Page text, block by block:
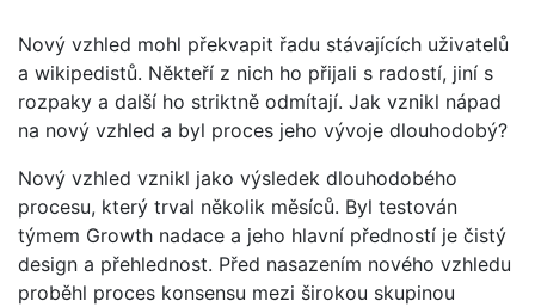
Nový vzhled mohl překvapit řadu stávajících uživatelů
a wikipedistů. Někteří z nich ho přijali s radostí, jiní s
rozpaky a další ho striktně odmítají. Jak vznikl nápad
na nový vzhled a byl proces jeho vývoje dlouhodobý?
Nový vzhled vznikl jako výsledek dlouhodobého
procesu, který trval několik měsíců. Byl testován
týmem Growth nadace a jeho hlavní předností je čistý
design a přehlednost. Před nasazením nového vzhledu
proběhl proces konsensu mezi širokou skupinou